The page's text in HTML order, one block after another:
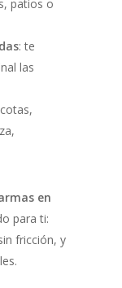
patios o
: te
las
en
para ti:
fricción, y